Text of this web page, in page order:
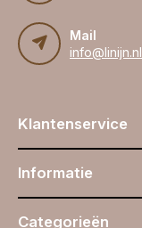
Mail
info@linijn.nl
Klantenservice
Informatie
Categorieën